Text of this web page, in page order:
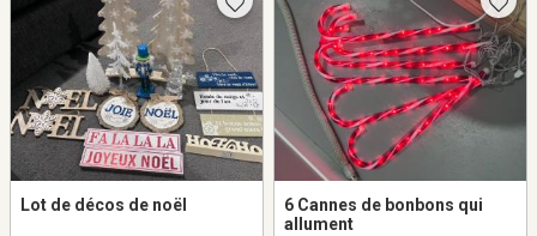
Lot de décos de noël
6 Cannes de bonbons qui
allument